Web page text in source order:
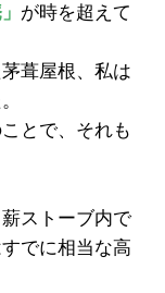
が時を超えて
葺屋根、私は
とで、それも
ストーブ内で
でに相当な高